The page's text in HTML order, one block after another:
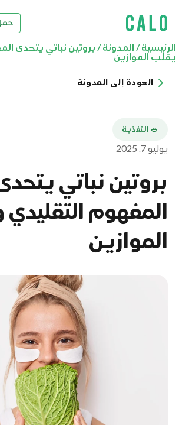
الرئيسية/ المدونة/ بروتين نباتي يتحدى
يقلب الموازين
العودة إلى المدونة
🥗 التغذية
يوليو 7, 2025
بروتين نباتي
المفهوم
الموازين